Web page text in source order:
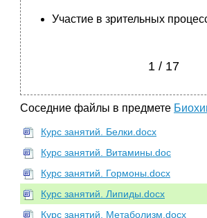
Участие в зрительных
1 / 17
Соседние файлы в предмете
Курс занятий. Белки.docx
Курс занятий. Витамины.doc
Курс занятий. Гормоны.docx
Курс занятий. Липиды.docx
Курс занятий. Метаболизм.docx